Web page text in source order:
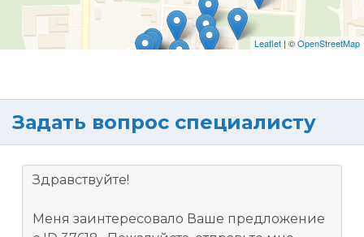
Leaflet | ©OpenStreetMap
Задать вопрос специалисту